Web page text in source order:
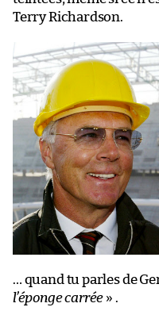
Terry Richardson.
… quand tu parles de
l’éponge carrée » .